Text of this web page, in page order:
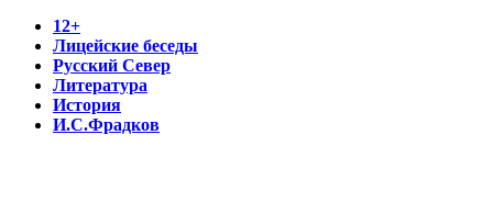
12+
Лицейские беседы
Русский Север
Литература
История
И.С.Фрадков